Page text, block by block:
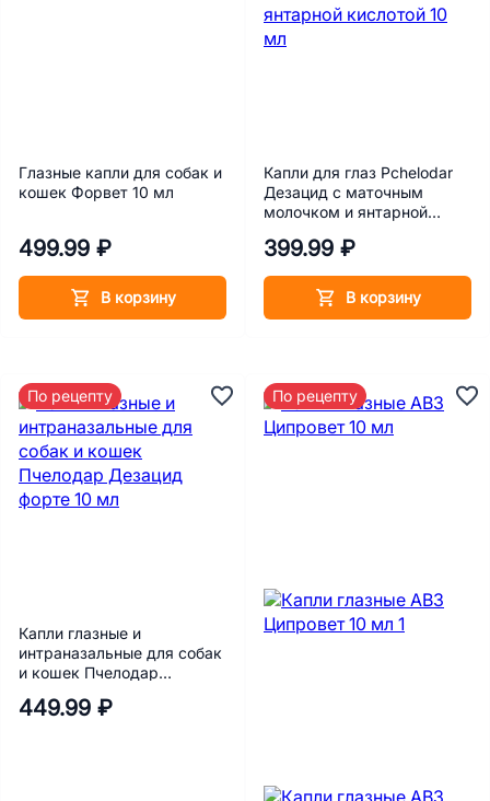
Глазные капли для собак и
кошек Форвет 10 мл
499.99 ₽
В корзину
Капли для глаз Pchelodar
Дезацид с маточным
молочком и янтарной
399.99 ₽
В корзину
Капли глазные и
интраназальные для собак
и кошек Пчелодар
449.99 ₽
По рецепту По рецепту